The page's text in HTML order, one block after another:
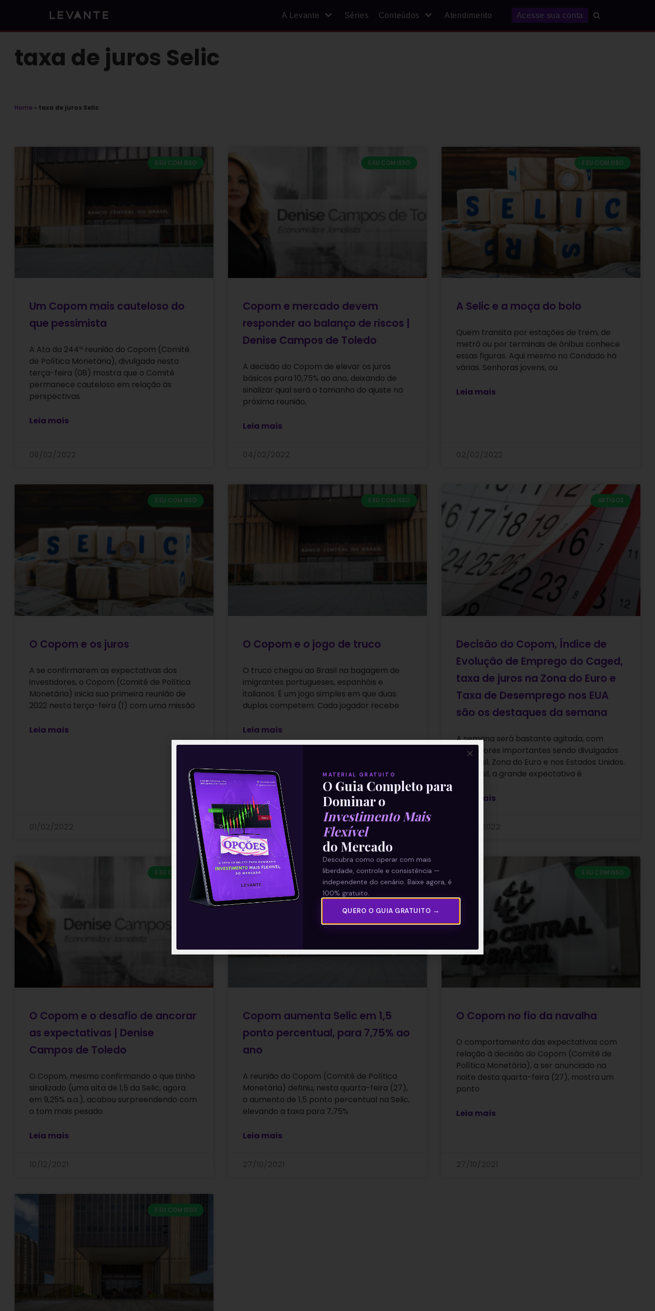
A Levante Séries Conteúdos Atendimento Acesse sua conta
taxa de juros Selic
Home » taxa de juros Selic
E EU COM ISSO
Um Copom mais cauteloso do
que pessimista
A Ata da 244ª reunião do Copom (Comitê
de Política Monetária), divulgada nesta
terça-feira (08) mostra que o Comitê
permanece cauteloso em relação às
perspectivas
Leia mais
E EU COM ISSO
Copom e mercado devem
responder ao balanço de riscos |
Denise Campos de Toledo
A decisão do Copom de elevar os juros
básicos para 10,75% ao ano, deixando de
sinalizar qual será o tamanho do ajuste na
próxima reunião,
Leia mais
E EU COM ISSO
A Selic e a moça do bolo
Quem transita por estações de trem, de
metrô ou por terminais de ônibus conhece
essas figuras. Aqui mesmo no Condado há
várias. Senhoras jovens, ou
Leia mais
E EU COM ISSO
O Copom e os juros
A se confirmarem as expectativas dos
investidores, o Copom (Comitê de Política
Monetária) inicia sua primeira reunião de
2022 nesta terça-feira (1) com uma missão
Leia mais
E EU COM ISSO
O Copom e o jogo de truco
O truco chegou ao Brasil na bagagem de
imigrantes portugueses, espanhóis e
italianos. É um jogo simples em que duas
duplas competem. Cada jogador recebe
Leia mais
31/01/2022
ARTIGOS
Decisão do Copom, Índice de
Evolução de Emprego do Caged,
taxa de juros na Zona do Euro e
Taxa de Desemprego nos EUA
são os destaques da semana
A semana será bastante agitada, com
indicadores importantes sendo divulgados
no Brasil, Zona do Euro e nos Estados Unidos.
No Brasil, a grande expectativa é
Leia mais
E EU COM ISSO
O Copom e o desafio de ancorar
as expectativas | Denise
Campos de Toledo
O Copom, mesmo confirmando o que tinha
sinalizado (uma alta de 1,5 da Selic, agora
em 9,25% a.a.), acabou surpreendendo com
o tom mais pesado
Leia mais
ARTIGOS
Copom aumenta Selic em 1,5
ponto percentual, para 7,75% ao
ano
A reunião do Copom (Comitê de Política
Monetária) definiu, nesta quarta-feira (27),
o aumento de 1,5 ponto percentual na Selic,
elevando a taxa para 7,75%
Leia mais
E EU COM ISSO
O Copom no fio da navalha
O comportamento das expectativas com
relação à decisão do Copom (Comitê de
Política Monetária), a ser anunciado na
noite desta quarta-feira (27), mostra um
ponto
Leia mais
E EU COM ISSO
MATERIAL GRATUITO
O Guia Completo para
Dominar o
Investimento Mais
Flexível
do Mercado
Descubra como operar com mais
liberdade, controle e consistência —
independente do cenário. Baixe agora, é
100% gratuito.
QUERO O GUIA GRATUITO →